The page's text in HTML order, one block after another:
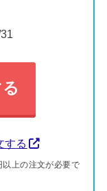
する
上の注文が必要で